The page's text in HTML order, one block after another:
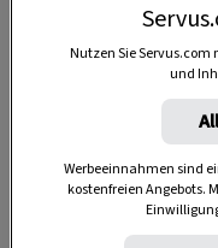
Nutzen Sie Servus.com
und
Werbeeinnahmen sind
kostenfreien Angebots.